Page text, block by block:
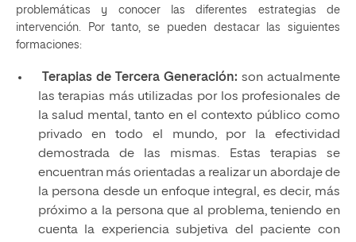
problemáticas y conocer las diferentes estrategias de
intervención. Por tanto, se pueden destacar las siguientes
formaciones:
Terapias de Tercera Generación: son actualmente
las terapias más utilizadas por los profesionales de
la salud mental, tanto en el contexto público como
privado en todo el mundo, por la efectividad
demostrada de las mismas. Estas terapias se
encuentran más orientadas a realizar un abordaje de
la persona desde un enfoque integral, es decir, más
próximo a la persona que al problema, teniendo en
cuenta la experiencia subjetiva del paciente con